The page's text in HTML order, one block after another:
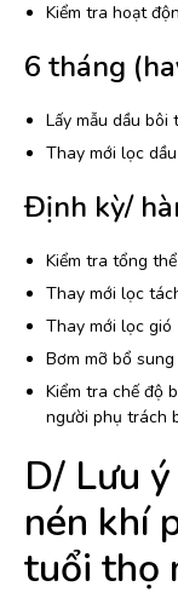
Kiểm tra hoạt
6 tháng
Lấy mẫu dầu
Thay mới lọc dầu
Định kỳ/
Kiểm tra tổng
Thay mới lọc
Thay mới lọc gió
Bơm mỡ bổ
Kiểm tra chế độ
người phụ trách
D/ Lưu
nén khí
tuổi thọ